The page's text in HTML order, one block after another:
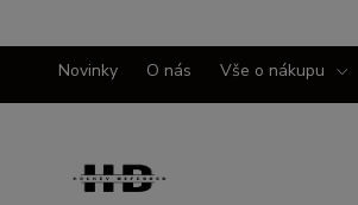
Novinky O nás Vše o nákupu